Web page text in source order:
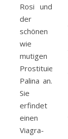
Rosi und
der
schönen
wie
mutigen
Prostituierten
Palina an.
Sie
erfindet
einen
Viagra-